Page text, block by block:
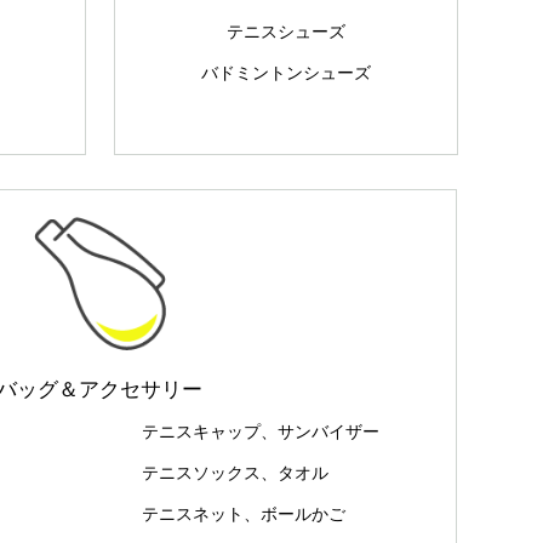
テニスシューズ
バドミントンシューズ
ッグ＆アクセサリー
テニスキャップ、サンバイザー
テニスソックス、タオル
テニスネット、ボールかご